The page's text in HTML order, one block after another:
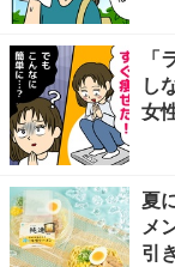
し
女
夏
メ
引